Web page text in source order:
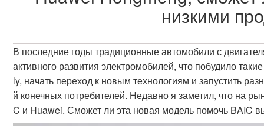
низкими
В последние годы традиционные автомобили с
активного развития электромобилей, что побудило
ly, начать переход к новым технологиям и запустить
й конечных потребителей. Недавно я заметил, что на
C и Huawei. Сможет ли эта новая модель помочь BAIC